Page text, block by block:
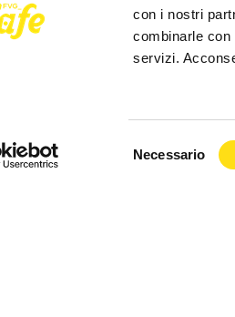
con i nostri
combinarle con
servizi.
Necessario
FVG Cafe
adv@fvgcafe.it